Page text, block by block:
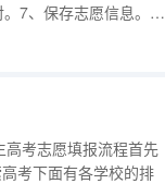
7、保存志愿信息。填
不管专业还和学校，
考志愿填报流程首先
考下面有各学校的排